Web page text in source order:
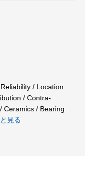
/ Location
/ Contra-
Ceramics / Bearing
見る